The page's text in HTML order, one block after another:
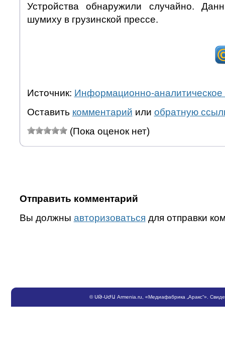
Устройства обнаружили случайно.
шумиху в грузинской прессе.
Источник: Информационно-аналитическое
Оставить комментарий или обратную
(Пока оценок нет)
Отправить комментарий
Вы должны авторизоваться для отправки
©ՍԹ-ՍԺԱ Armenia.ru , «Медиафабрика „Аракс“».